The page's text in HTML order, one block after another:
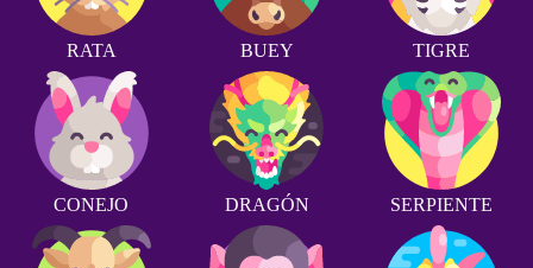
RATA BUEY TIGRE
CONEJO DRAGÓN SERPIENTE